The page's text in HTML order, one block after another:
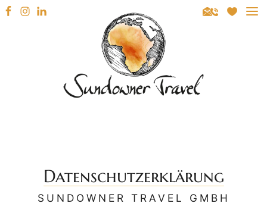
Sundowner Travel
SÜDAFRIKA
REISEARTEN
Datenschutzerklärung
SUNDOWNER TRAVEL GMBH